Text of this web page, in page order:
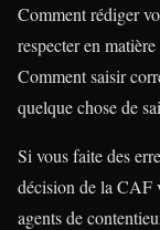
Comment rédiger
respecter en
Comment saisir
quelque chose de
Si vous faite des
décision de la CAF
agents de